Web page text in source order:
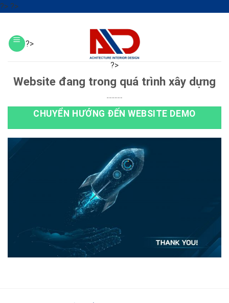
?> ?>Skip
?>
?>
Website đang trong quá trình xây dựng
CHUYỂN HƯỚNG ĐẾN WEBSITE DEMO